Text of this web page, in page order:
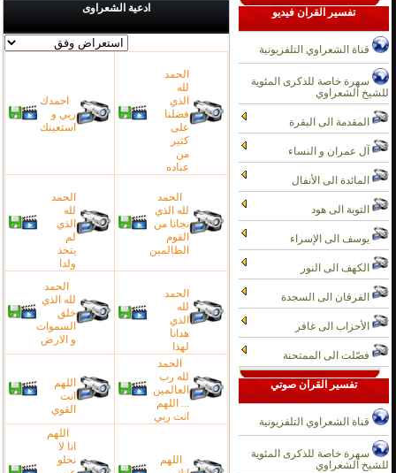
ادعية الشعراوى
الحمد
لله
الذي
فضلنا
على
كثير
من
عباده
احمدك
ربي و
استعينك
الحمد
لله الذي
نجانا من
القوم
الظالمين
الحمد
لله
الذي
لم
يتخذ
ولدا
الحمد
لله
الذي
هدانا
لهذا
الحمد
لله الذي
خلق
السموات
و الارض
الحمد
لله رب
العالمين
... اللهم
انت ربي
اللهم
انت
القوي
اللهم
اللهم
انا لا
نخلو
تفسير القران فيديو
قناة الشعراوي التلفزيونية
سهرة خاصة للذكرى المئوية
للشيخ الشعراوي
المقدمة الى البقرة
آل عمران و النساء
المائدة الى الأنفال
التوبة الى هود
يوسف الى الإسراء
الكهف الى النور
الفرقان الى السجدة
الأحزاب الى غافر
فصّلت الى الممتحنة
تفسير القران صوتي
قناة الشعراوي التلفزيونية
سهرة خاصة للذكرى المئوية
للشيخ الشعراوي